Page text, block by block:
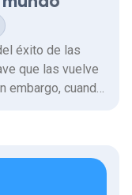
éxito de las
que las vuelve
embargo, cuando